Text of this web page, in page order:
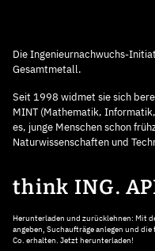
Die Ingenieurnachwuchs-
Gesamtmetall.
Seit 1998 widmet sie sich
MINT (Mathematik,
es, junge Menschen schon
Naturwissenschaften und
think ING.
Herunterladen und zurücklehnen: Mit
angeben, Suchaufträge anlegen und
Co. erhalten. Jetzt herunterladen!